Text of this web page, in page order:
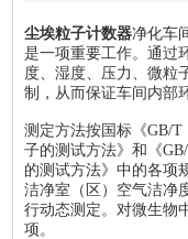
尘埃粒子计数器净化车
是一项重要工作。通过
度、湿度、压力、微粒
制，从而保证车间内部
测定方法按国标《GB/T
子的测试方法》和《
的测试方法》中的各项
洁净室（区）空气洁净
行动态测定。对微生物
项。